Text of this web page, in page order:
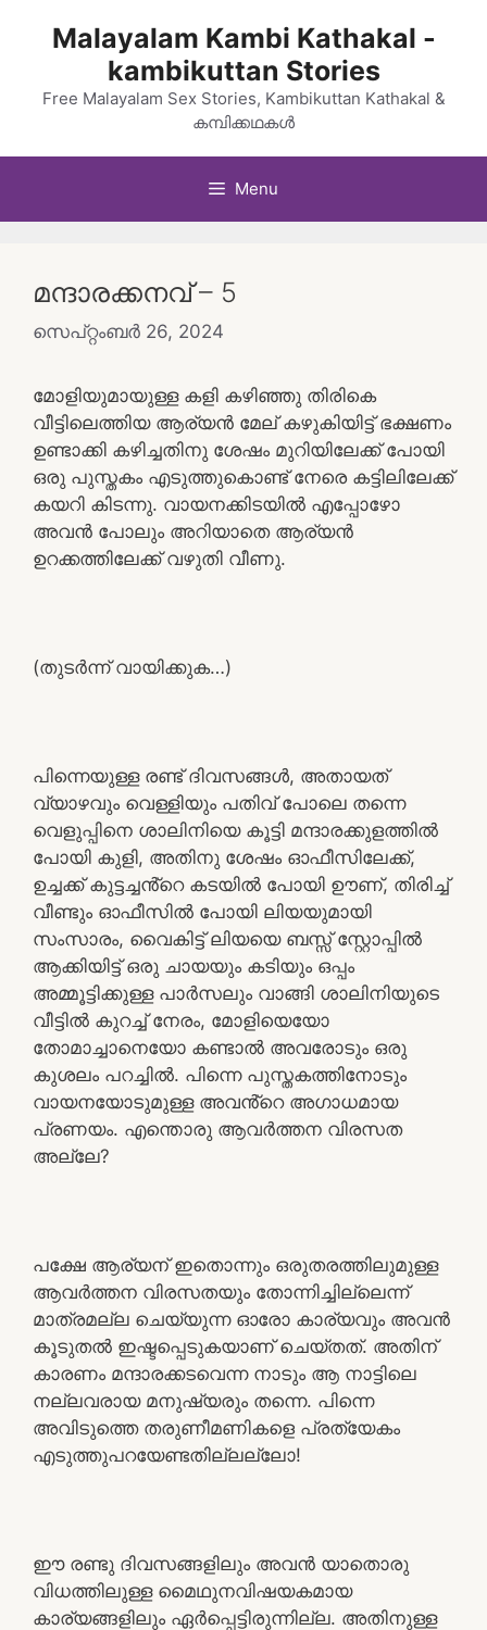
Malayalam Kambi Kathakal -
kambikuttan Stories
Free Malayalam Sex Stories, Kambikuttan Kathakal &
കമ്പിക്കഥകൾ
Menu
മന്ദാരക്കനവ് – 5
സെപ്റ്റംബർ 26, 2024
മോളിയുമായുള്ള കളി കഴിഞ്ഞു തിരികെ
വീട്ടിലെത്തിയ ആര്യൻ മേല് കഴുകിയിട്ട് ഭക്ഷണം
ഉണ്ടാക്കി കഴിച്ചതിനു ശേഷം മുറിയിലേക്ക് പോയി
ഒരു പുസ്തകം എടുത്തുകൊണ്ട് നേരെ കട്ടിലിലേക്ക്
കയറി കിടന്നു. വായനക്കിടയിൽ എപ്പോഴോ
അവൻ പോലും അറിയാതെ ആര്യൻ
ഉറക്കത്തിലേക്ക് വഴുതി വീണു.
(തുടർന്ന് വായിക്കുക…)
പിന്നെയുള്ള രണ്ട് ദിവസങ്ങൾ, അതായത്
വ്യാഴവും വെള്ളിയും പതിവ് പോലെ തന്നെ
വെളുപ്പിനെ ശാലിനിയെ കൂട്ടി മന്ദാരക്കുളത്തിൽ
പോയി കുളി, അതിനു ശേഷം ഓഫീസിലേക്ക്,
ഉച്ചക്ക് കുട്ടച്ചൻ്റെ കടയിൽ പോയി ഊണ്, തിരിച്ച്
വീണ്ടും ഓഫീസിൽ പോയി ലിയയുമായി
സംസാരം, വൈകിട്ട് ലിയയെ ബസ്സ് സ്റ്റോപ്പിൽ
ആക്കിയിട്ട് ഒരു ചായയും കടിയും ഒപ്പം
അമ്മൂട്ടിക്കുള്ള പാർസലും വാങ്ങി ശാലിനിയുടെ
വീട്ടിൽ കുറച്ച് നേരം, മോളിയെയോ
തോമാച്ചാനെയോ കണ്ടാൽ അവരോടും ഒരു
കുശലം പറച്ചിൽ. പിന്നെ പുസ്തകത്തിനോടും
വായനയോടുമുള്ള അവൻ്റെ അഗാധമായ
പ്രണയം. എന്തൊരു ആവർത്തന വിരസത
അല്ലേ?
പക്ഷേ ആര്യന് ഇതൊന്നും ഒരുതരത്തിലുമുള്ള
ആവർത്തന വിരസതയും തോന്നിച്ചില്ലെന്ന്
മാത്രമല്ല ചെയ്യുന്ന ഓരോ കാര്യവും അവൻ
കൂടുതൽ ഇഷ്ടപ്പെടുകയാണ് ചെയ്തത്. അതിന്
കാരണം മന്ദാരക്കടവെന്ന നാടും ആ നാട്ടിലെ
നല്ലവരായ മനുഷ്യരും തന്നെ. പിന്നെ
അവിടുത്തെ തരുണീമണികളെ പ്രത്യേകം
എടുത്തുപറയേണ്ടതില്ലല്ലോ!
ഈ രണ്ടു ദിവസങ്ങളിലും അവൻ യാതൊരു
വിധത്തിലുള്ള മൈഥുനവിഷയകമായ
കാര്യങ്ങളിലും ഏർപ്പെട്ടിരുന്നില്ല. അതിനുള്ള